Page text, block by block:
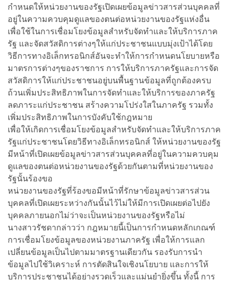
กำหนดให้หน่วยงานของรัฐเปิดเผยข้อมูลข่าวสารส่วนบุคคลที่
อยู่ในความควบคุมดูแลของตนต่อหน่วยงานของรัฐแห่งอื่น
เพื่อใช้ในการเชื่อมโยงข้อมูลสำหรับจัดทำและให้บริการภาค
รัฐ และจัดสวัสดิการต่างๆให้แก่ประชาชนแบบมุ่งเป้าได้โดย
วิธีการทางอิเล็กทรอนิกส์อันจะทำให้การกำหนดนโยบายหรือ
มาตรการต่างๆของราชการ การให้บริการภาครัฐและการจัด
สวัสดิการให้แก่ประชาชนอยู่บนพื้นฐานข้อมูลที่ถูกต้องครบ
ถ้วนเพิ่มประสิทธิภาพในการจัดทำและให้บริการของภาครัฐ
ลดภาระแก่ประชาชน สร้างความโปร่งใสในภาครัฐ รวมทั้ง
เพิ่มประสิทธิภาพในการบังคับใช้กฎหมาย
เพื่อให้เกิดการเชื่อมโยงข้อมูลสำหรับจัดทำและให้บริการภาค
รัฐแก่ประชาชนโดยวิธีทางอิเล็กทรอนิกส์ ให้หน่วยงานของรัฐ
มีหน้าที่เปิดเผยข้อมูลข่าวสารส่วนบุคคลที่อยู่ในความควบคุม
ดูแลของตนต่อหน่วยงานของรัฐด้วยกันตามที่หน่วยงานของ
รัฐนั้นร้องขอ
หน่วยงานของรัฐที่ร้องขอมีหน้าที่รักษาข้อมูลข่าวสารส่วน
บุคคลที่เปิดเผยระหว่างกันนั้นไว้ไม่ให้มีการเปิดเผยต่อไปยัง
บุคคลภายนอกไม่ว่าจะเป็นหน่วยงานของรัฐหรือไม่
นางสาวรัชดากล่าวว่า กฎหมายนี้เป็นการกำหนดหลักเกณฑ์
การเชื่อมโยงข้อมูลของหน่วยงานภาครัฐ เพื่อให้การแลก
เปลี่ยนข้อมูลเป็นไปตามมาตรฐานเดียวกัน รองรับการนำ
ข้อมูลไปใช้วิเคราะห์ การตัดสินใจเชิงนโยบาย และการให้
บริการประชาชนได้อย่างรวดเร็วและแม่นยำยิ่งขึ้น ทั้งนี้ การ